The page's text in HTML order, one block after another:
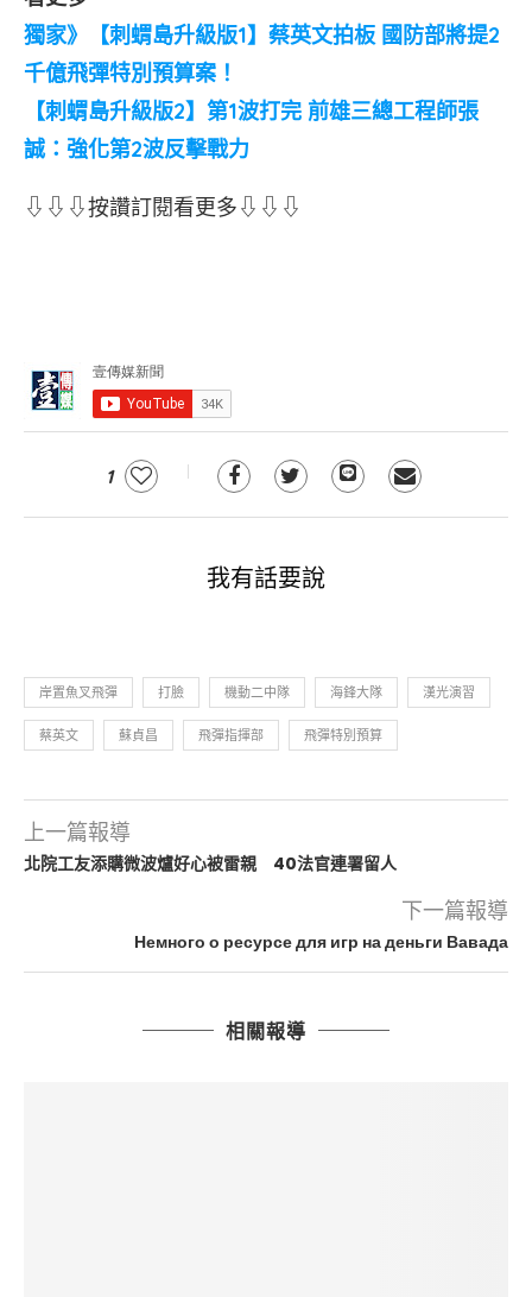
獨家》【刺蝟島升級版1】蔡英文拍板 國防部將提2
千億飛彈特別預算案！
【刺蝟島升級版2】第1波打完 前雄三總工程師張
誠：強化第2波反擊戰力
⇩⇩⇩按讚訂閱看更多⇩⇩⇩
1
我有話要說
岸置魚叉飛彈 打臉 機動二中隊 海鋒大隊 漢光演習
蔡英文 蘇貞昌 飛彈指揮部 飛彈特別預算
上一篇報導
北院工友添購微波爐好心被雷親 40法官連署留人
下一篇報導
Немного о ресурсе для игр на деньги Вавада
相關報導